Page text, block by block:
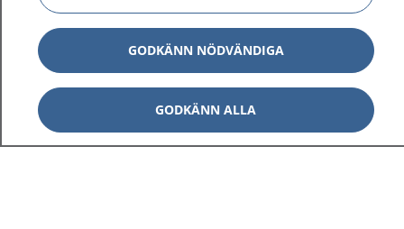
1177 på flera språk Visa
Om 1177 Visa
Kontakt Visa
GODKÄNN NÖDVÄNDIGA
GODKÄNN ALLA